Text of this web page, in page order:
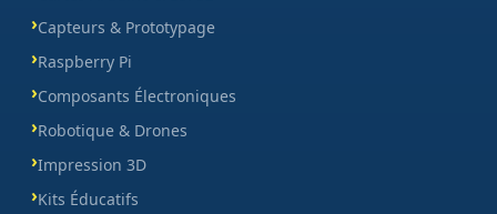
Capteurs & Prototypage
Raspberry Pi
Composants Électroniques
Robotique & Drones
Impression 3D
Kits Éducatifs